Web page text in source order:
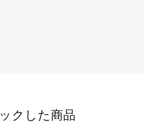
クした商品